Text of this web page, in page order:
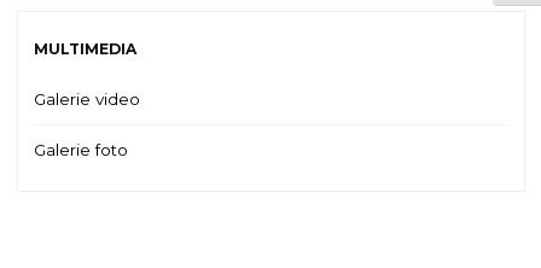
MULTIMEDIA
Galerie video
Galerie foto